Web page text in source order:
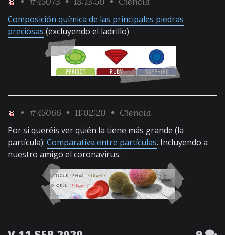
Composición química de las principales piedras
preciosas (excluyendo el ladrillo)
• #45066 • 11:02:20 • Ciencia
Por si queréis ver quién la tiene más grande (la
partícula): Comparativa entre partículas. Incluyendo a
nuestro amigo el coronavirus.